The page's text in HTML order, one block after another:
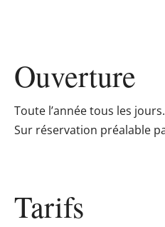
Ouverture
Toute l’année tous les jours.
Sur réservation préalable
Tarifs